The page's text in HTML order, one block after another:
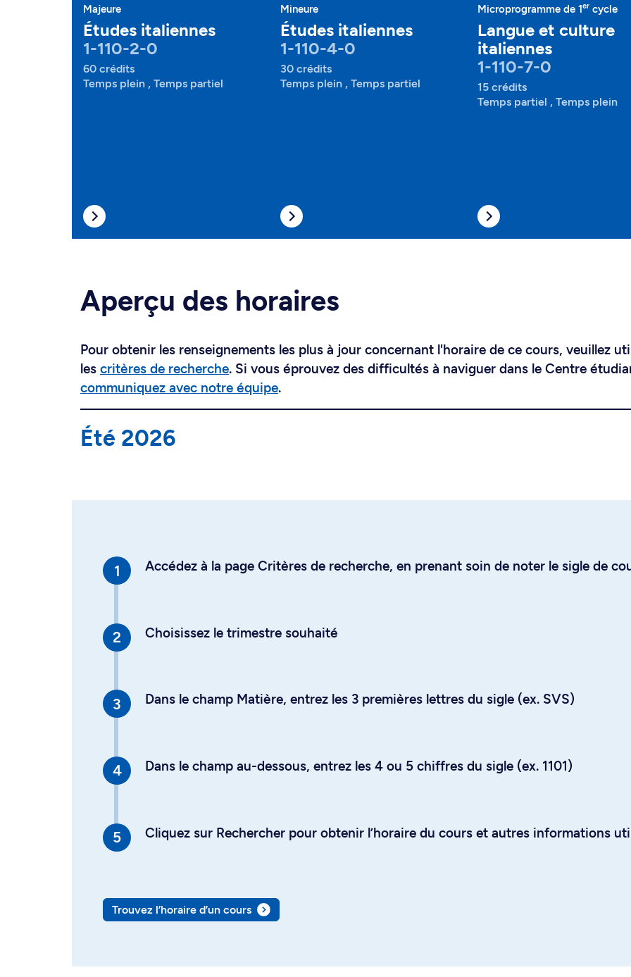
Majeure
Études italiennes
1-110-2-0
60 crédits
Temps plein , Temps partiel
Mineure
Études italiennes
1-110-4-0
30 crédits
Temps plein , Temps partiel
Microprogramme de 1er cycle
Langue et culture
italiennes
1-110-7-0
15 crédits
Temps partiel , Temps plein
Aperçu des horaires
Pour obtenir les renseignements les plus à jour concernant l'horaire de ce cours, veuillez
les critères de recherche. Si vous éprouvez des difficultés à naviguer dans le Centre
communiquez avec notre équipe.
Été 2026
Accédez à la page Critères de recherche, en prenant soin de noter le sigle de
Choisissez le trimestre souhaité
Dans le champ Matière, entrez les 3 premières lettres du sigle (ex. SVS)
Dans le champ au-dessous, entrez les 4 ou 5 chiffres du sigle (ex. 1101)
Cliquez sur Rechercher pour obtenir l’horaire du cours et autres informations
Trouvez l’horaire d’un cours